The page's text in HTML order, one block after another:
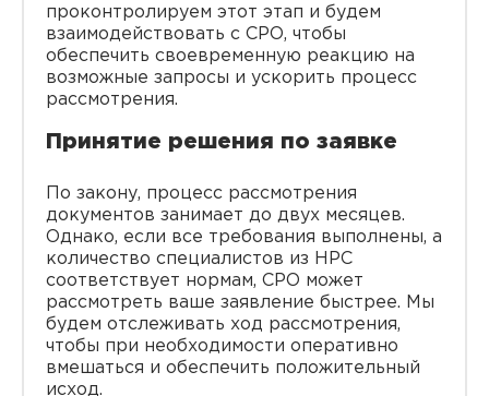
проконтролируем этот этап и будем
взаимодействовать с СРО, чтобы
обеспечить своевременную реакцию на
возможные запросы и ускорить процесс
рассмотрения.
Принятие решения по заявке
По закону, процесс рассмотрения
документов занимает до двух месяцев.
Однако, если все требования выполнены, а
количество специалистов из НРС
соответствует нормам, СРО может
рассмотреть ваше заявление быстрее. Мы
будем отслеживать ход рассмотрения,
чтобы при необходимости оперативно
вмешаться и обеспечить положительный
исход.